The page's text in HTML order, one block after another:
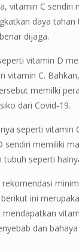
vitamin C sendiri
daya tahan
dijaga.
vitamin D
vitamin C.
memilki
dari Covid-19.
seperti vitamin
sendiri memiliki
seperti
ini
dan